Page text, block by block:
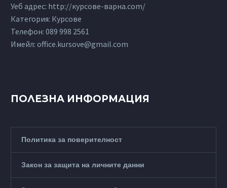
Уеб адрес: http://курсове-варна.com/
Категория: Курсове
Телефон: 089 998 2561
Имейл: office.kursove@gmail.com
ПОЛЕЗНА ИНФОРМАЦИЯ
Политика за поверителност
Закон за защита на личните данни